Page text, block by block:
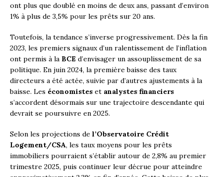
ont plus que doublé en moins de deux ans, passant d’environ
1% à plus de 3,5% pour les prêts sur 20 ans.
Toutefois, la tendance s’inverse progressivement. Dès la fin
2023, les premiers signaux d’un ralentissement de l’inflation
ont permis à la BCE d’envisager un assouplissement de sa
politique. En juin 2024, la première baisse des taux
directeurs a été actée, suivie par d’autres ajustements à la
baisse. Les économistes et analystes financiers
s’accordent désormais sur une trajectoire descendante qui
devrait se poursuivre en 2025.
Selon les projections de l’Observatoire Crédit
Logement/CSA, les taux moyens pour les prêts
immobiliers pourraient s’établir autour de 2,8% au premier
trimestre 2025, puis continuer leur décrue pour atteindre